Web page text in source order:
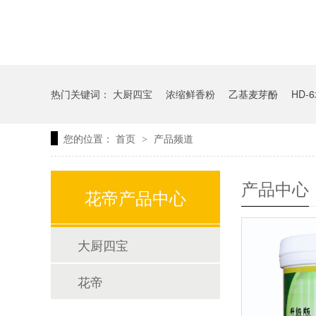
热门关键词： 大厨四宝 浓缩鲜香粉 乙基麦芽酚 HD-
您的位置： 首页 > 产品频道
产品中心
花帝产品中心
大厨四宝
花帝